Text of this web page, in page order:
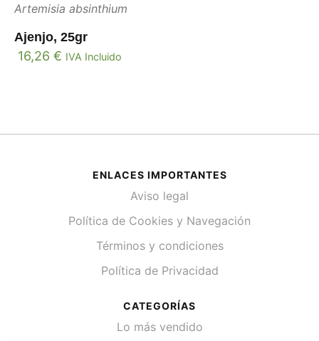
Artemisia absinthium
Ajenjo, 25gr
16,26 € IVA Incluido
ENLACES IMPORTANTES
Aviso legal
Política de Cookies y Navegación
Términos y condiciones
Política de Privacidad
CATEGORÍAS
Lo más vendido